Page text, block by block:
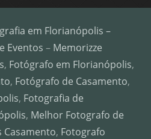
em Florianópolis –
Eventos – Memorizze
, Fotógrafo em Florianópolis,
, Fotógrafo de Casamento,
, Fotografia de
, Melhor Fotografo de
Casamento, Fotografo